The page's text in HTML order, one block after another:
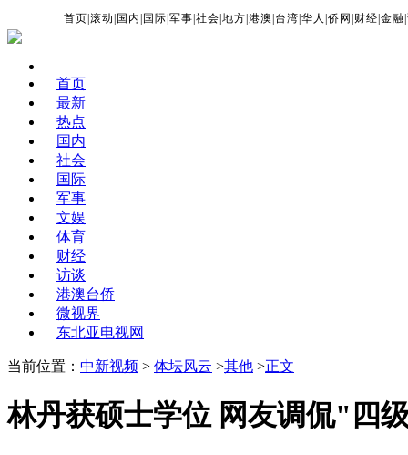
首页 |滚动 国内 国际 |军事 |社会 |地方 |港澳 台湾 |华人 |侨网 财经 |金融 |
首页
最新
热点
国内
社会
国际
军事
文娱
体育
财经
访谈
港澳台侨
微视界
东北亚电视网
当前位置： 中新视频 > 体坛风云 >其他 >正文
林丹获硕士学位 网友调侃"四